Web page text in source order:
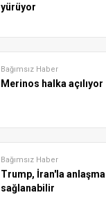
yürüyor
Bağımsız Haber
Merinos halka açılıyor
Bağımsız Haber
Trump, İran'la anlaşma
sağlanabilir